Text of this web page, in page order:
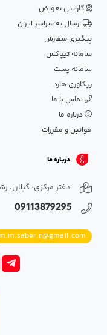
گارانتی تعویض
ارسال به سراسر ایران
پیگیری سفارش
سامانه تیپاکس
سامانه پست
ریکاوری هارد
تماس با ما
درباره ما
قوانین و مقررات
درباره ما
دفتر مرکزی: گیلان،
09113879295
m.m.saber.n@gmail.com